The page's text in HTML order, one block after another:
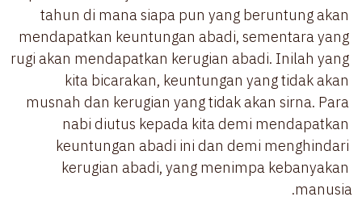
tahun di mana siapa pun yang beruntung akan
mendapatkan keuntungan abadi, sementara yang
rugi akan mendapatkan kerugian abadi. Inilah yang
kita bicarakan, keuntungan yang tidak akan
musnah dan kerugian yang tidak akan sirna. Para
nabi diutus kepada kita demi mendapatkan
keuntungan abadi ini dan demi menghindari
kerugian abadi, yang menimpa kebanyakan
manusia.